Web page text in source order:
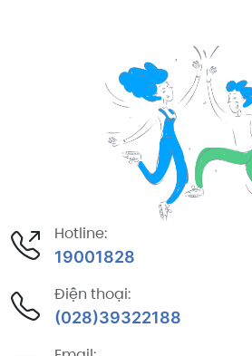
Hotline:
19001828
Điện thoại:
(028)39322188